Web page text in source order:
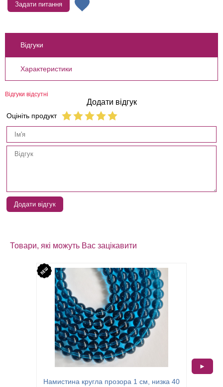
Задати питання
Відгуки
Характеристики
Відгуки відсутні
Додати відгук
Оцініть продукт
Додати відгук
Товари, які можуть Вас зацікавити
Намистина кругла прозора 1 см, низка 40
►